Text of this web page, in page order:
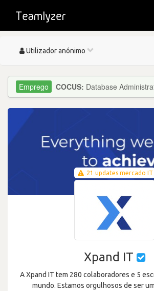
Toggle
Utilizador anónimo
COCUS: Database
21 updates mercado IT
Xpand IT
A Xpand IT tem 280 colaboradores e 5
mundo. Estamos orgulhosos de ser